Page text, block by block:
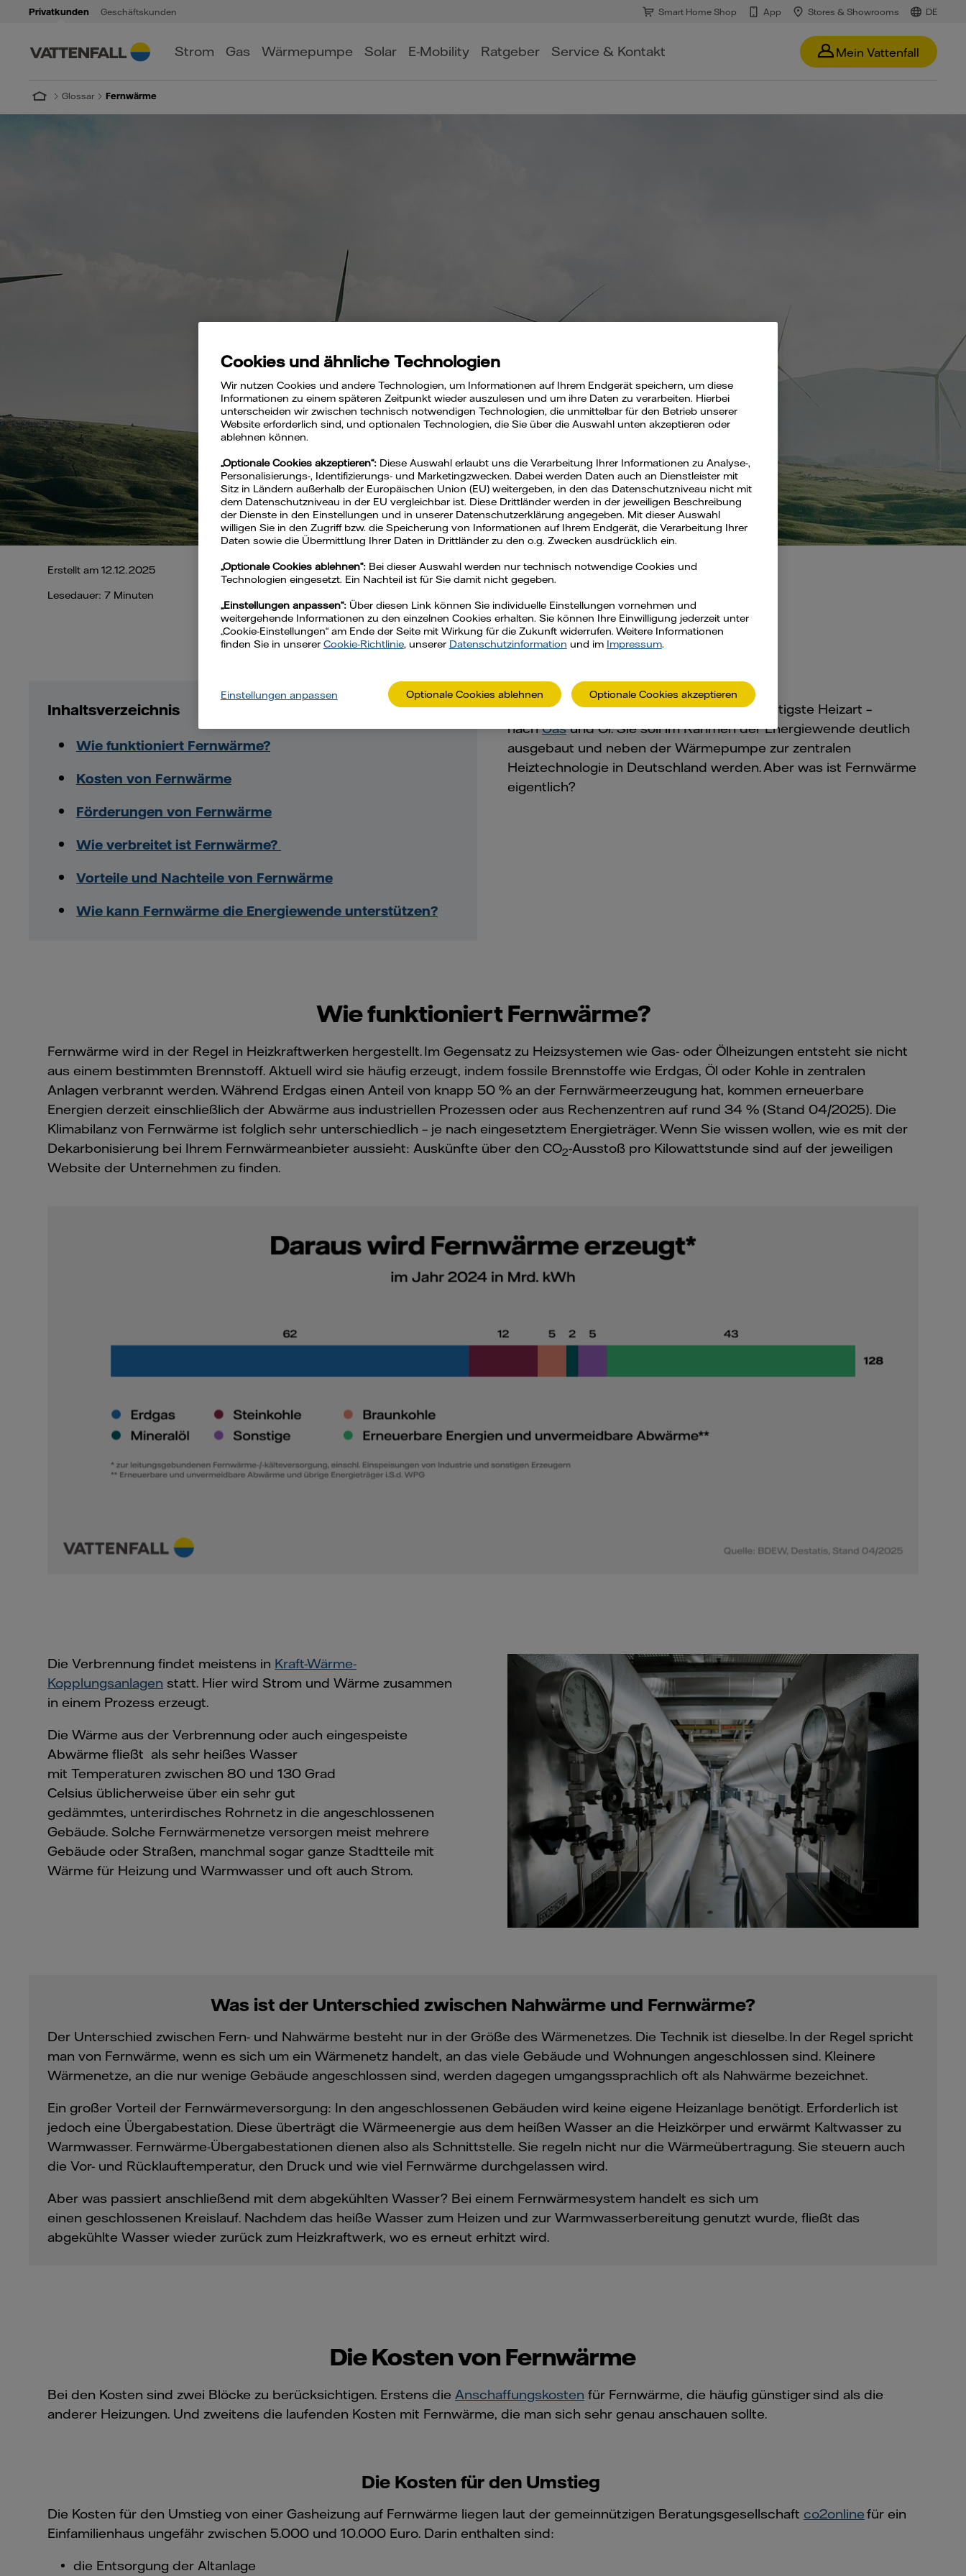
Privatkunden Geschäftskunden Smart Home Shop App Stores & Showrooms DE
Strom Gas Wärmepumpe Solar E-Mobility Ratgeber Service & Kontakt Mein Vattenfall
Glossar Fernwärme
Erstellt am 12.12.2025
Lesedauer: 7 Minuten
Fernwärme
Inhaltsverzeichnis
Wie funktioniert Fernwärme?
Kosten von Fernwärme
Förderungen von Fernwärme
Wie verbreitet ist Fernwärme?
Vorteile und Nachteile von Fernwärme
Wie kann Fernwärme die Energiewende unterstützen?
Fernwärme ist in Deutschland die drittwichtigste Heizart –
nachGasund Öl. Sie soll im Rahmen der Energiewende deutlich
ausgebaut und neben der Wärmepumpe zur zentralen
Heiztechnologie in Deutschland werden. Aber was ist Fernwärme
eigentlich?
Wie funktioniert Fernwärme?
Fernwärme wird in der Regel in Heizkraftwerken hergestellt. Im Gegensatz zu Heizsystemen wie Gas- oder Ölheizungen entsteht sie nicht
aus einem bestimmten Brennstoff. Aktuell wird sie häufig erzeugt, indem fossile Brennstoffe wie Erdgas, Öl oder Kohle in zentralen
Anlagen verbrannt werden. Während Erdgas einen Anteil von knapp 50 % an der Fernwärmeerzeugung hat, kommen erneuerbare
Energien derzeit einschließlich der Abwärme aus industriellen Prozessen oder aus Rechenzentren auf rund 34 % (Stand 04/2025). Die
Klimabilanz von Fernwärme ist folglich sehr unterschiedlich – je nach eingesetztem Energieträger. Wenn Sie wissen wollen, wie es mit der
Dekarbonisierung bei Ihrem Fernwärmeanbieter aussieht: Auskünfte über den CO2-Ausstoß pro Kilowattstunde sind auf der jeweiligen
Website der Unternehmen zu finden.
Die Verbrennung findet meistens in Kraft-Wärme-
Kopplungsanlagen statt. Hier wird Strom und Wärme zusammen
in einem Prozess erzeugt.
Die Wärme aus der Verbrennung oder auch eingespeiste
Abwärme fließt als sehr heißes Wasser
mit Temperaturen zwischen 80 und 130 Grad
Celsius üblicherweise über ein sehr gut
gedämmtes, unterirdisches Rohrnetz in die angeschlossenen
Gebäude. Solche Fernwärmenetze versorgen meist mehrere
Gebäude oder Straßen, manchmal sogar ganze Stadtteile mit
Wärme für Heizung und Warmwasser und oft auch Strom.
Was ist der Unterschied zwischen Nahwärme und Fernwärme?
Der Unterschied zwischen Fern- und Nahwärme besteht nur in der Größe des Wärmenetzes. Die Technik ist dieselbe. In der Regel spricht
man von Fernwärme, wenn es sich um ein Wärmenetz handelt, an das viele Gebäude und Wohnungen angeschlossen sind. Kleinere
Wärmenetze, an die nur wenige Gebäude angeschlossen sind, werden dagegen umgangssprachlich oft als Nahwärme bezeichnet.
Ein großer Vorteil der Fernwärmeversorgung: In den angeschlossenen Gebäuden wird keine eigene Heizanlage benötigt. Erforderlich ist
jedoch eine Übergabestation. Diese überträgt die Wärmeenergie aus dem heißen Wasser an die Heizkörper und erwärmt Kaltwasser zu
Warmwasser. Fernwärme-Übergabestationen dienen also als Schnittstelle. Sie regeln nicht nur die Wärmeübertragung. Sie steuern auch
die Vor- und Rücklauftemperatur, den Druck und wie viel Fernwärme durchgelassen wird.
Aber was passiert anschließend mit dem abgekühlten Wasser? Bei einem Fernwärmesystem handelt es sich um
einen geschlossenen Kreislauf. Nachdem das heiße Wasser zum Heizen und zur Warmwasserbereitung genutzt wurde, fließt das
abgekühlte Wasser wieder zurück zum Heizkraftwerk, wo es erneut erhitzt wird.
Die Kosten von Fernwärme
Bei den Kosten sind zwei Blöcke zu berücksichtigen. Erstens die Anschaffungskosten für Fernwärme, die häufig günstiger sind als die
anderer Heizungen. Und zweitens die laufenden Kosten mit Fernwärme, die man sich sehr genau anschauen sollte.
Die Kosten für den Umstieg
Die Kosten für den Umstieg von einer Gasheizung auf Fernwärme liegen laut der gemeinnützigen Beratungsgesellschaft co2onlinefür ein
Einfamilienhaus ungefähr zwischen 5.000 und 10.000 Euro. Darin enthalten sind:
die Entsorgung der Altanlage
Cookies und ähnliche Technologien
Wir nutzen Cookies und andere Technologien, um Informationen auf Ihrem Endgerät speichern, um diese
Informationen zu einem späteren Zeitpunkt wieder auszulesen und um ihre Daten zu verarbeiten. Hierbei
unterscheiden wir zwischen technisch notwendigen Technologien, die unmittelbar für den Betrieb unserer
Website erforderlich sind, und optionalen Technologien, die Sie über die Auswahl unten akzeptieren oder
ablehnen können.
„Optionale Cookies akzeptieren“:Diese Auswahl erlaubt uns die Verarbeitung Ihrer Informationen zu Analyse-,
Personalisierungs-, Identifizierungs- und Marketingzwecken. Dabei werden Daten auch an Dienstleister mit
Sitz in Ländern außerhalb der Europäischen Union (EU) weitergeben, in den das Datenschutzniveau nicht mit
dem Datenschutzniveau in der EU vergleichbar ist. Diese Drittländer werden in der jeweiligen Beschreibung
der Dienste in den Einstellungen und in unserer Datenschutzerklärung angegeben. Mit dieser Auswahl
willigen Sie in den Zugriff bzw. die Speicherung von Informationen auf Ihrem Endgerät, die Verarbeitung Ihrer
Daten sowie die Übermittlung Ihrer Daten in Drittländer zu den o.g. Zwecken ausdrücklich ein.
„Optionale Cookies ablehnen“: Bei dieser Auswahl werden nur technisch notwendige Cookies und
Technologien eingesetzt. Ein Nachteil ist für Sie damit nicht gegeben.
„Einstellungen anpassen“: Über diesen Link können Sie individuelle Einstellungen vornehmen und
weitergehende Informationen zu den einzelnen Cookies erhalten. Sie können Ihre Einwilligung jederzeit unter
„Cookie-Einstellungen“ am Ende der Seite mit Wirkung für die Zukunft widerrufen. Weitere Informationen
finden Sie in unserer Cookie-Richtlinie, unserer Datenschutzinformation und im Impressum.
Einstellungen anpassen Optionale Cookies ablehnen Optionale Cookies akzeptieren